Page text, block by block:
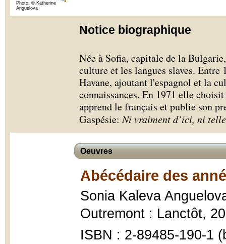
Photo: © Katherine
Anguelova
Notice biographique
Née à Sofia, capitale de la
culture et les langues slaves. Entre
Havane, ajoutant l'espagnol et la
connaissances. En 1971 elle
apprend le français et publie son
Gaspésie:Ni vraiment d’ici, ni
Oeuvres
Abécédaire des
Sonia Kaleva
Outremont : Lanctôt,
ISBN : 2-89485-190-1